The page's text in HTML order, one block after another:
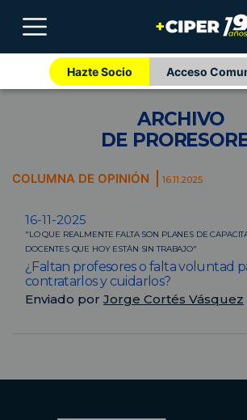
Hazte Socio Acceso
ARCHIVO
DE
COLUMNA DE OPINIÓN 16.11.2025
16-11-2025
"LO QUE REALMENTE FALTA SON PLANES DE
DOCENTES QUE HOY ESTÁN SIN TRABAJO"
¿Faltan profesores o falta voluntad
contratarlos y cuidarlos?
Enviado por Jorge Cortés Vásquez